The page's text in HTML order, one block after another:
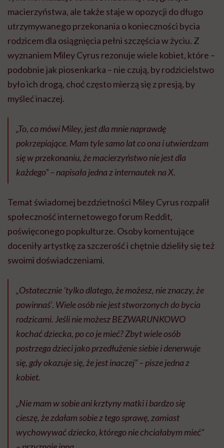
macierzyństwa, ale także staje w opozycji do długo
utrzymywanego przekonania o konieczności bycia
rodzicem dla osiągnięcia pełni szczęścia w życiu. Z
wyznaniem Miley Cyrus rezonuje wiele kobiet, które –
podobnie jak piosenkarka – nie czują, by rodzicielstwo
było ich drogą, choć często mierzą się z presją, by
myśleć inaczej.
„To, co mówi Miley, jest dla mnie naprawdę
pokrzepiające. Mam tyle samo lat co ona i utwierdzam
się w przekonaniu, że macierzyństwo nie jest dla
każdego” – napisała jedna z internautek na X.
Temat świadomej bezdzietności Miley Cyrus rozpalił
społeczność internetowego forum Reddit,
poświęconego popkulturze. Osoby komentujące
doceniły artystkę za szczerość i chętnie dzieliły się też
swoimi doświadczeniami.
„Ostatecznie 'tylko dlatego, że możesz, nie znaczy, że
powinnaś’. Wiele osób nie jest stworzonych do bycia
rodzicami. Jeśli nie możesz BEZWARUNKOWO
kochać dziecka, po co je mieć? Zbyt wiele osób
postrzega dzieci jako przedłużenie siebie i denerwuje
się, gdy okazuje się, że jest inaczej” – pisze jedna z
kobiet.
„Nie mam w sobie ani krztyny matki i bardzo się
cieszę, że zdałam sobie z tego sprawę, zamiast
wychowywać dziecko, którego nie chciałabym mieć”